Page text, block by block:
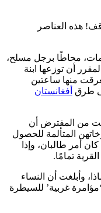
هذه العناصر
محاطًا برجل مسلح،
أن توزعها ابنة
منها ساعتين
طرق أفغانستان
من المفترض أن
سن 14 – ومن صرخاتهن المتألمة للحصول
أمر طالبان، وإذا
تمامًا.
وأبلغت أن النساء
غربية’ للسيطرة